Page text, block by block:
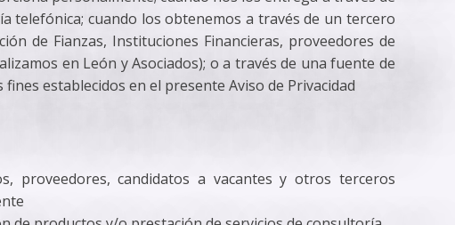
telefónica; cuando los obtenemos a través de un tercero
de Fianzas, Instituciones Financieras, proveedores de
en León y Asociados); o a través de una fuente de
establecidos en el presente Aviso de Privacidad
proveedores, candidatos a vacantes y otros terceros